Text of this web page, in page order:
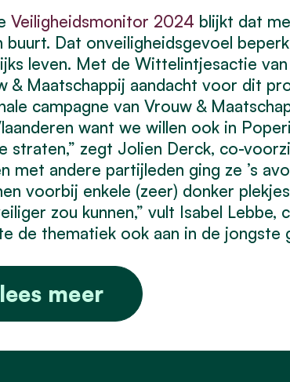
Veiligheidsmonitor 2024 blijkt dat
buurt. Dat onveiligheidsgevoel
leven. Met de Wittelintjesactie
& Maatschappij aandacht voor dit
campagne van Vrouw &
want we willen ook in
straten,” zegt Jolien Derck, co-
met andere partijleden ging ze ’s
voorbij enkele (zeer) donker
zou kunnen,” vult Isabel
de thematiek ook aan in de jongste
meer